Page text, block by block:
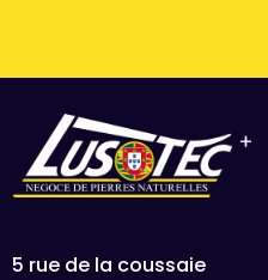
5 rue de la coussaie